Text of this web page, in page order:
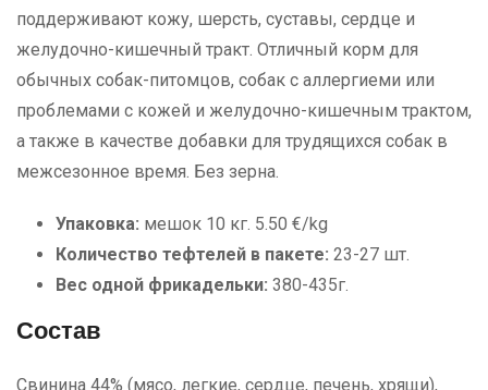
поддерживают кожу, шерсть, суставы, сердце и
желудочно-кишечный тракт. Отличный корм для
обычных собак-питомцов, собак с аллергиеми или
проблемами с кожей и желудочно-кишечным трактом,
а также в качестве добавки для трудящихся собак в
межсезонное время. Без зерна.
Упаковка: мешок 10 кг. 5.50 €/kg
Количество тефтелей в пакете: 23-27 шт.
Вес одной фрикадельки: 380-435г.
Состав
Свинина 44% (мясо, легкие, сердце, печень, хрящи),